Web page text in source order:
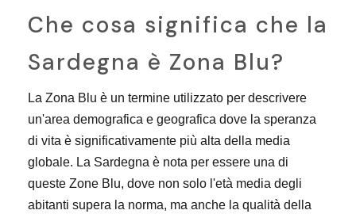
Che cosa significa che la
Sardegna è Zona Blu?
La Zona Blu è un termine utilizzato per descrivere
un'area demografica e geografica dove la speranza
di vita è significativamente più alta della media
globale. La Sardegna è nota per essere una di
queste Zone Blu, dove non solo l'età media degli
abitanti supera la norma, ma anche la qualità della